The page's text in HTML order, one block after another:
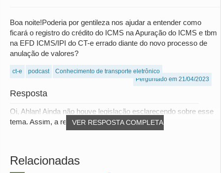
Boa noite!Poderia por gentileza nos ajudar a entender como
ficará o registro do crédito do ICMS na Apuração do ICMS e tbm
na EFD ICMS/IPI do CT-e errado diante do novo processo de
anulação de valores?
ct-e podcast
Conhecimento de transporte eletrônico
Perguntado em 21/04/2023
Resposta
VER RESPOSTA COMPLETA
Oi, Ahlan! Ainda não houve legislação esclarecendo sobre esse
tema. Assim, a recomendação é que cons...
Relacionadas